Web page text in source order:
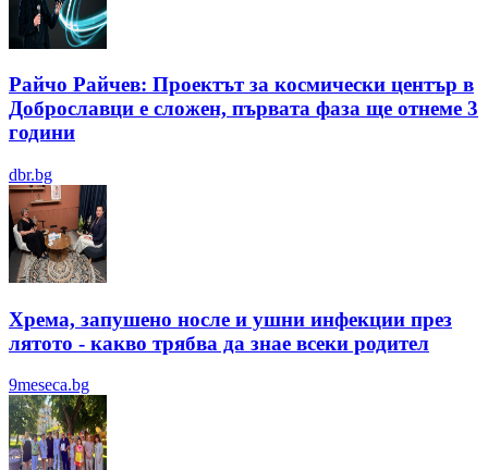
Райчо Райчев: Проектът за космически център в
Доброславци е сложен, първата фаза ще отнеме 3
години
dbr.bg
Хрема, запушено носле и ушни инфекции през
лятотo - какво трябва да знае всеки родител
9meseca.bg